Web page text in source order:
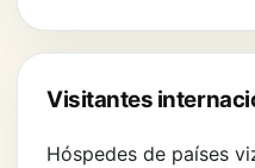
Visitantes
Hóspedes de países